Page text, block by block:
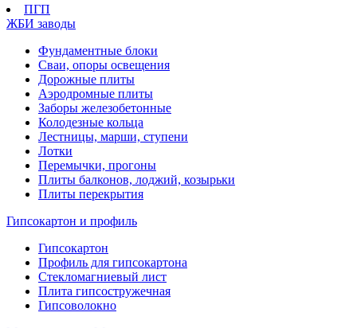
ПГП
ЖБИ заводы
Фундаментные блоки
Сваи, опоры освещения
Дорожные плиты
Аэродромные плиты
Заборы железобетонные
Колодезные кольца
Лестницы, марши, ступени
Лотки
Перемычки, прогоны
Плиты балконов, лоджий, козырьки
Плиты перекрытия
Гипсокартон и профиль
Гипсокартон
Профиль для гипсокартона
Стекломагниевый лист
Плита гипсостружечная
Гипсоволокно